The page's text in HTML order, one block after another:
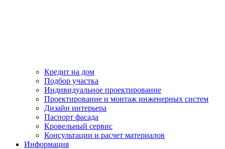
Кредит на дом
Подбор участка
Индивидуальное проектирование
Проектирование и монтаж инженерных систем
Дизайн интерьера
Паспорт фасада
Кровельный сервис
Консультации и расчет материалов
Информация